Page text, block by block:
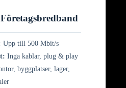
Upp till 500 Mbit/s
Inga kablar, plug & play
byggplatser, lager,